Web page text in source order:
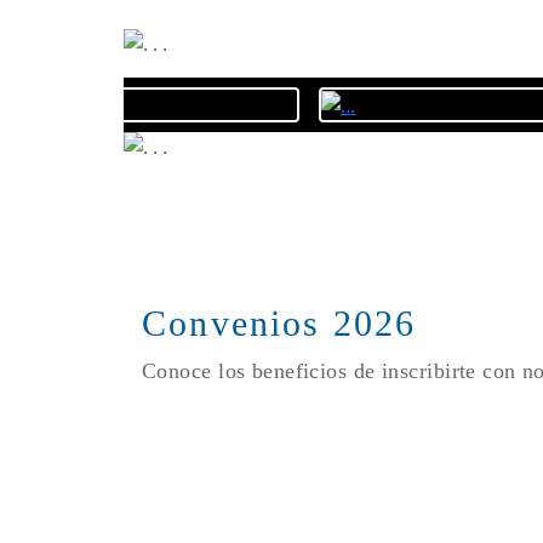
Convenios 2026
Conoce los beneficios de inscribirte con